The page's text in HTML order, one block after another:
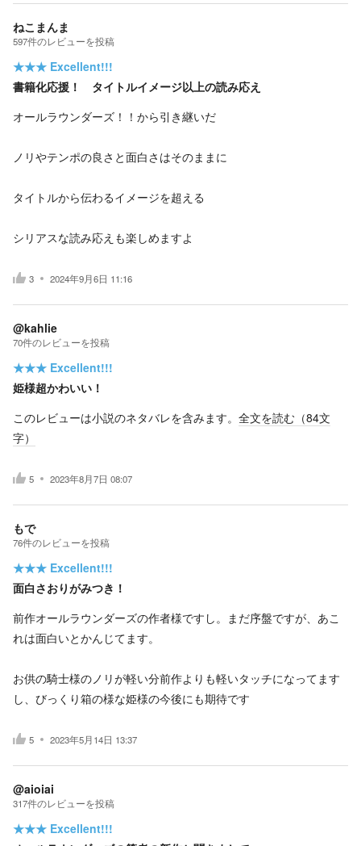
ねこまんま
597件のレビューを投稿
★★★ Excellent!!!
書籍化応援！ タイトルイメージ以上の読み応え
オールラウンダーズ！！から引き継いだ
ノリやテンポの良さと面白さはそのままに
タイトルから伝わるイメージを超える
シリアスな読み応えも楽しめますよ
3 2024年9月6日 11:16
@kahlie
70件のレビューを投稿
★★★ Excellent!!!
姫様超かわいい！
このレビューは小説のネタバレを含みます。 全文を読む（84文
字）
5 2023年8月7日 08:07
もで
76件のレビューを投稿
★★★ Excellent!!!
面白さおりがみつき！
前作オールラウンダーズの作者様ですし。まだ序盤ですが、あこ
れは面白いとかんじてます。
お供の騎士様のノリが軽い分前作よりも軽いタッチになってます
し、びっくり箱の様な姫様の今後にも期待です
5 2023年5月14日 13:37
@aioiai
317件のレビューを投稿
★★★ Excellent!!!